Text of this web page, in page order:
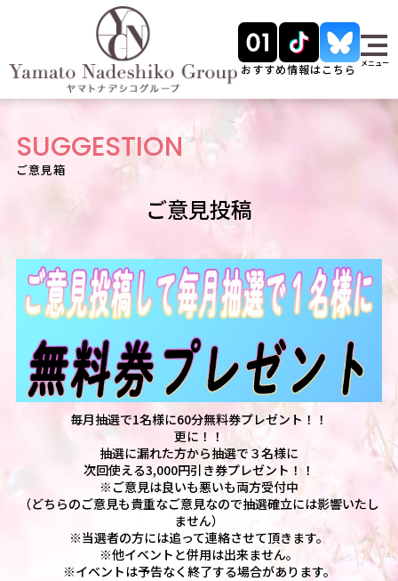
おすすめ情報はこちら メニュー
SUGGESTION
ご意見箱
ご意見投稿
毎月抽選で1名様に60分無料券プレゼント！！
更に！！
抽選に漏れた方から抽選で３名様に
次回使える3,000円引き券プレゼント！！
※ご意見は良いも悪いも両方受付中
（どちらのご意見も貴重なご意見なので抽選確立には影響いたし
ません）
※当選者の方には追って連絡させて頂きます。
※他イベントと併用は出来ません。
※イベントは予告なく終了する場合があります。